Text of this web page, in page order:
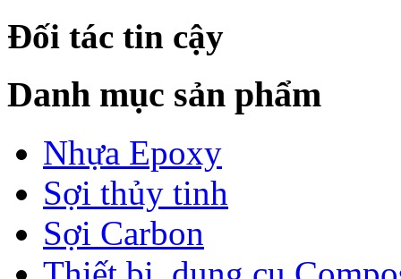
Đối tác tin cậy
Danh mục sản phẩm
Nhựa Epoxy
Sợi thủy tinh
Sợi Carbon